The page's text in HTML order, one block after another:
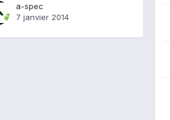
a-spec
7 janvier 2014